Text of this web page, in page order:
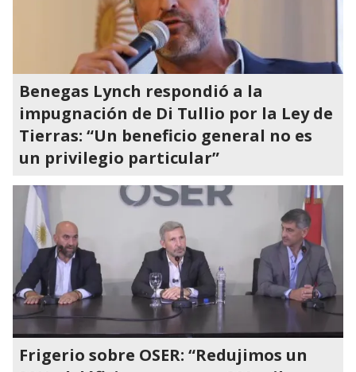
Benegas Lynch respondió a la
impugnación de Di Tullio por la Ley de
Tierras: “Un beneficio general no es
un privilegio particular”
Frigerio sobre OSER: “Redujimos un